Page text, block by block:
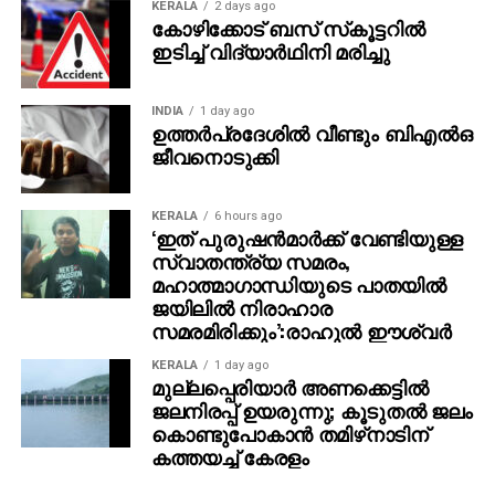
ചക്കാലക്കല്‍ തുടങ്ങിയ നടന്മാരുടെ വീടുകള്‍ ഉള്‍പ്പെടെ
കേരളത്തിലെ 17 ഇടങ്ങളില്‍ കസ്റ്റംസ് കഴിഞ്ഞ
സെപ്റ്റംബറില്‍ റെയ്ഡ് നടത്തിയിരുന്നു. വാഹന
ഡീലര്‍മാരുടെ വീടുകളിലും പരിശോധന നടന്നു. വ്യാജ
രേഖകള്‍ വഴി ഇറക്കുമതി ചെയ്ത വാഹനങ്ങളുമായി
ബന്ധപ്പെട്ട ഇടപാടുകള്‍, സാമ്പത്തിക കള്ളപ്പണം
എന്നിവയാണ് എന്‍ഫോഴ്‌സ്‌മെന്റ് ഡയറക്ടറേറ്റിന്റെ
നിലവിലെ അന്വേഷണത്തിന്റെ കേന്ദ്രീകരണം.
കസ്റ്റംസിനൊപ്പം ഇഡിയും കേസില്‍ അന്വേഷണം
തുടരുകയാണ്.
KERALA 2 days ago
കോഴിക്കോട് ബസ് സ്‌കൂട്ടറില്‍
ഇടിച്ച് വിദ്യാര്‍ഥിനി മരിച്ചു
INDIA 1 day ago
ഉത്തര്‍പ്രദേശില്‍ വീണ്ടും ബിഎല്‍ഒ
ജീവനൊടുക്കി
KERALA 6 hours ago
‘ഇത് പുരുഷന്‍മാര്‍ക്ക് വേണ്ടിയുള്ള
സ്വാതന്ത്ര്യ സമരം,
മഹാത്മാഗാന്ധിയുടെ പാതയില്‍
ജയിലില്‍ നിരാഹാര
സമരമിരിക്കും’:രാഹുല്‍ ഈശ്വര്‍
KERALA 1 day ago
മുല്ലപ്പെരിയാര്‍ അണക്കെട്ടില്‍
ജലനിരപ്പ് ഉയരുന്നു; കൂടുതല്‍ ജലം
കൊണ്ടുപോകാന്‍ തമിഴ്‌നാടിന്
കത്തയച്ച് കേരളം